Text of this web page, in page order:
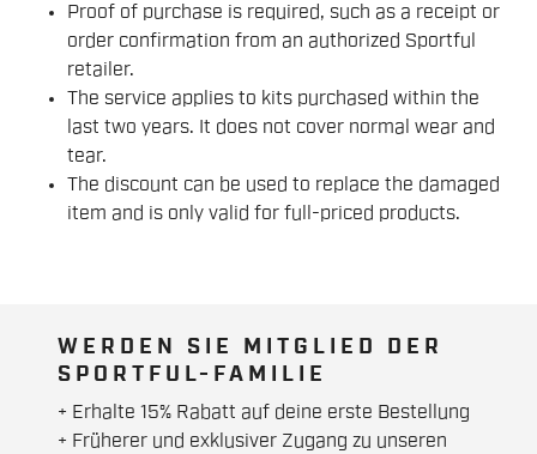
Proof of purchase is required, such as a receipt or
order confirmation from an authorized Sportful
retailer.
The service applies to kits purchased within the
last two years. It does not cover normal wear and
tear.
The discount can be used to replace the damaged
item and is only valid for full-priced products.
WERDEN SIE MITGLIED DER
SPORTFUL-FAMILIE
+ Erhalte 15% Rabatt auf deine erste Bestellung
+ Früherer und exklusiver Zugang zu unseren